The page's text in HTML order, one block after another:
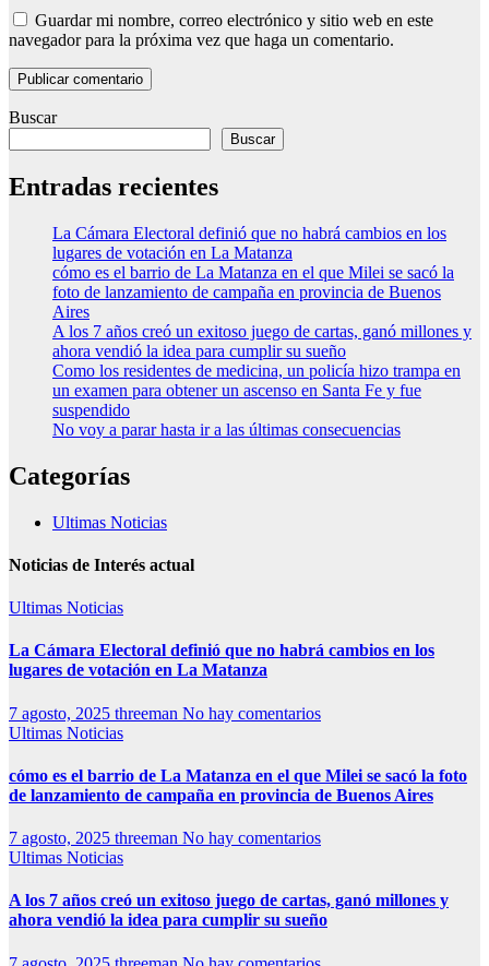
Guardar mi nombre, correo electrónico y sitio web en este
navegador para la próxima vez que haga un comentario.
Buscar
Buscar
Entradas recientes
La Cámara Electoral definió que no habrá cambios en los
lugares de votación en La Matanza
cómo es el barrio de La Matanza en el que Milei se sacó la
foto de lanzamiento de campaña en provincia de Buenos
Aires
A los 7 años creó un exitoso juego de cartas, ganó millones y
ahora vendió la idea para cumplir su sueño
Como los residentes de medicina, un policía hizo trampa en
un examen para obtener un ascenso en Santa Fe y fue
suspendido
No voy a parar hasta ir a las últimas consecuencias
Categorías
Ultimas Noticias
Noticias de Interés actual
Ultimas Noticias
La Cámara Electoral definió que no habrá cambios en los
lugares de votación en La Matanza
7 agosto, 2025 threeman No hay comentarios
Ultimas Noticias
cómo es el barrio de La Matanza en el que Milei se sacó la foto
de lanzamiento de campaña en provincia de Buenos Aires
7 agosto, 2025 threeman No hay comentarios
Ultimas Noticias
A los 7 años creó un exitoso juego de cartas, ganó millones y
ahora vendió la idea para cumplir su sueño